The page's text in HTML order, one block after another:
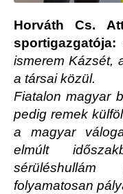
Horváth Cs.
sportigazgatója:
ismerem Kázsét,
a társai közül.
Fiatalon magyar
pedig remek
a magyar
elmúlt
folyamatosan